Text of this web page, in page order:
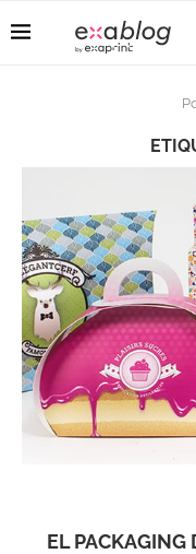
EL PACKAGING